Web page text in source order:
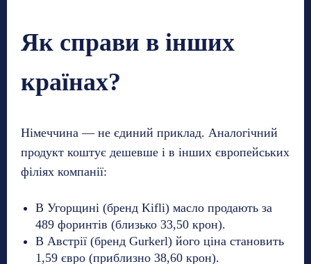
Як справи в інших
країнах?
Німеччина — не єдиний приклад. Аналогічний
продукт коштує дешевше і в інших європейських
філіях компанії:
В Угорщині (бренд Kifli) масло продають за
489 форинтів (близько 33,50 крон).
В Австрії (бренд Gurkerl) його ціна становить
1,59 євро (приблизно 38,60 крон).